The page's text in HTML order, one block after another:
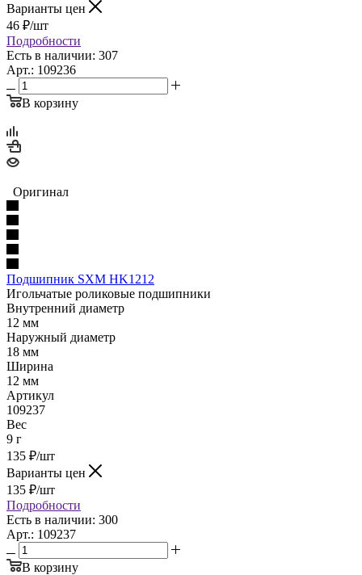
Варианты цен
46 ₽/шт
Подробности
Есть в наличии: 307
Арт.: 109236
В корзину
Оригинал
Подшипник SXM HK1212
Игольчатые роликовые подшипники
Внутренний диаметр
12 мм
Наружный диаметр
18 мм
Ширина
12 мм
Артикул
109237
Вес
9 г
135 ₽/шт
Варианты цен
135 ₽/шт
Подробности
Есть в наличии: 300
Арт.: 109237
В корзину